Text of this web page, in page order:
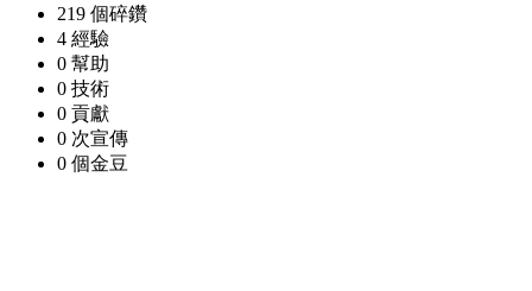
219 個碎鑽
4 經驗
0 幫助
0 技術
0 貢獻
0 次宣傳
0 個金豆